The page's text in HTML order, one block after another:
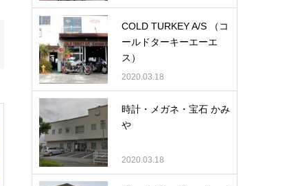
COLD TURKEY A/S （コ
ールドターキーエーエ
ス）
2020.03.18
時計・メガネ・宝石 かみ
や
2020.03.18